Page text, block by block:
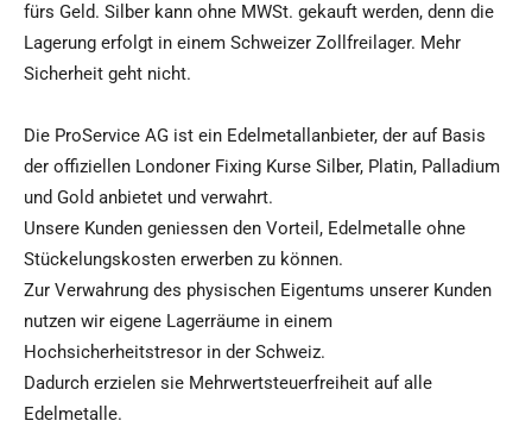
fürs Geld. Silber kann ohne MWSt. gekauft werden, denn die
Lagerung erfolgt in einem Schweizer Zollfreilager. Mehr
Sicherheit geht nicht.
Die ProService AG ist ein Edelmetallanbieter, der auf Basis
der offiziellen Londoner Fixing Kurse Silber, Platin, Palladium
und Gold anbietet und verwahrt.
Unsere Kunden geniessen den Vorteil, Edelmetalle ohne
Stückelungskosten erwerben zu können.
Zur Verwahrung des physischen Eigentums unserer Kunden
nutzen wir eigene Lagerräume in einem
Hochsicherheitstresor in der Schweiz.
Dadurch erzielen sie Mehrwertsteuerfreiheit auf alle
Edelmetalle.